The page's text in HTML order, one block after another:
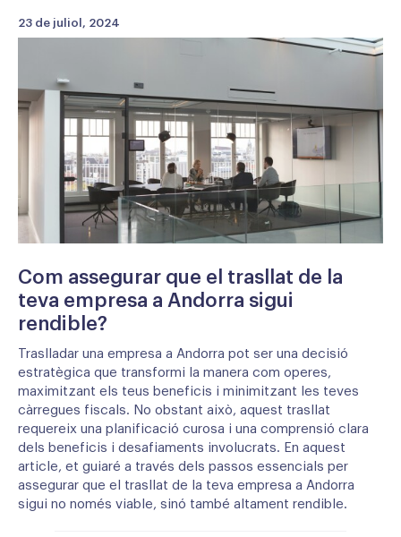
Com assegurar que el trasllat de la
teva empresa a Andorra sigui
rendible?
Traslladar una empresa a Andorra pot ser una decisió
estratègica que transformi la manera com operes,
maximitzant els teus beneficis i minimitzant les teves
càrregues fiscals. No obstant això, aquest trasllat
requereix una planificació curosa i una comprensió clara
dels beneficis i desafiaments involucrats. En aquest
article, et guiaré a través dels passos essencials per
assegurar que el trasllat de la teva empresa a Andorra
sigui no només viable, sinó també altament rendible.
23 de juliol, 2024